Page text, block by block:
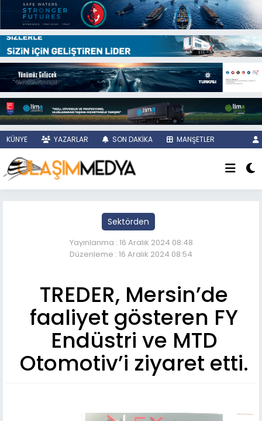
KÜNYE YAZARLAR SON DAKİKA MANŞETLER
Sektörden
Yayınlanma : 16 Aralık 2024 08:48
Düzenleme : 16 Aralık 2024 08:54
TREDER, Mersin’de
faaliyet gösteren FY
Endüstri ve MTD
Otomotiv’i ziyaret etti.